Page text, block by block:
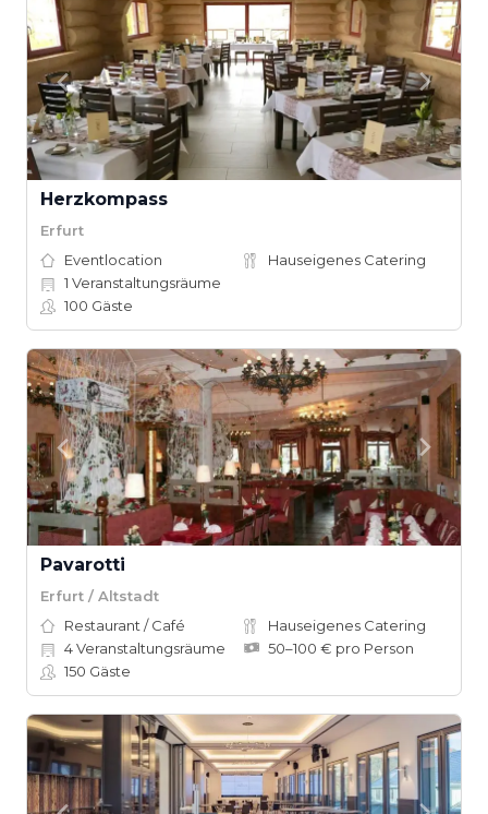
Herzkompass
Erfurt
Eventlocation
Hauseigenes Catering
1 Veranstaltungsräume
100 Gäste
Pavarotti
Erfurt / Altstadt
Restaurant / Café
Hauseigenes Catering
4Veranstaltungsräume
50–100 € pro Person
150 Gäste